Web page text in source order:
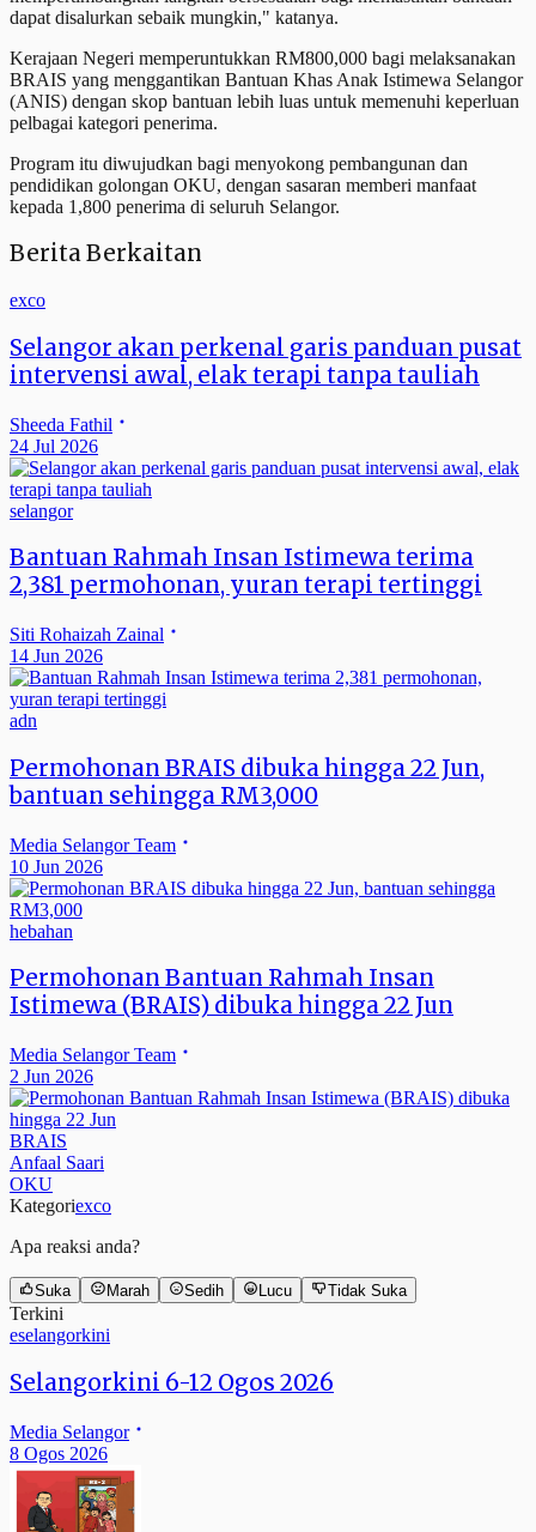
dapat disalurkan sebaik mungkin," katanya.
Kerajaan Negeri memperuntukkan RM800,000 bagi melaksanakan
BRAIS yang menggantikan Bantuan Khas Anak Istimewa Selangor
(ANIS) dengan skop bantuan lebih luas untuk memenuhi keperluan
pelbagai kategori penerima.
Program itu diwujudkan bagi menyokong pembangunan dan
pendidikan golongan OKU, dengan sasaran memberi manfaat
kepada 1,800 penerima di seluruh Selangor.
Berita Berkaitan
exco
Selangor akan perkenal garis panduan pusat
intervensi awal, elak terapi tanpa tauliah
Sheeda Fathil
24 Jul 2026
selangor
Bantuan Rahmah Insan Istimewa terima
2,381 permohonan, yuran terapi tertinggi
Siti Rohaizah Zainal
14 Jun 2026
adn
Permohonan BRAIS dibuka hingga 22 Jun,
bantuan sehingga RM3,000
Media Selangor Team
10 Jun 2026
hebahan
Permohonan Bantuan Rahmah Insan
Istimewa (BRAIS) dibuka hingga 22 Jun
Media Selangor Team
2 Jun 2026
BRAIS
Anfaal Saari
OKU
Kategoriexco
Apa reaksi anda?
Suka Marah Sedih Lucu Tidak Suka
Terkini
eselangorkini
Selangorkini 6-12 Ogos 2026
Media Selangor
8 Ogos 2026